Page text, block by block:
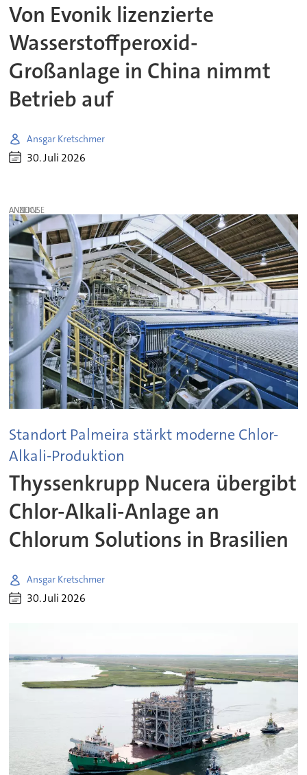
Von Evonik lizenzierte
Wasserstoffperoxid-
Großanlage in China nimmt
Betrieb auf
Ansgar Kretschmer
30. Juli 2026
ANZEIGE
Standort Palmeira stärkt moderne Chlor-
Alkali-Produktion
Thyssenkrupp Nucera übergibt
Chlor-Alkali-Anlage an
Chlorum Solutions in Brasilien
Ansgar Kretschmer
30. Juli 2026